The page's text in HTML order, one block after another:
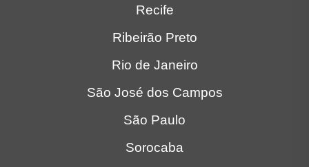
Recife
Ribeirão Preto
Rio de Janeiro
São José dos Campos
São Paulo
Sorocaba